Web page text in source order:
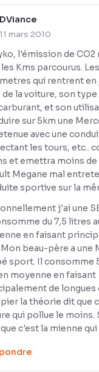
DViance
11 mars 2010
l'émission de CO2
les Kms parcourus.
qui rentrent
de la voiture, son
et son
sur 5km une
avec une
les tours, etc..
et emettra moins de
Megane mal
sportive sur la
j'ai une
du 7,5 litres
en faisant
beau-père a une
sport. Il consomme
moyenne en faisant
de longues
la théorie dit que
qui pollue le moins.
c'est la mienne